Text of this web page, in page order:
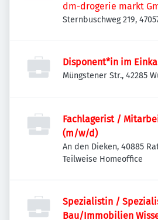
dm-drogerie markt
Sternbuschweg 219,
Disponent*in im
Müngstener Str., 42285
Fachlagerist /
(m/w/d)
An den Dieken, 40885
Deutschland
Teilweise Homeoffice
Spezialistin /
Bau/Immobilien